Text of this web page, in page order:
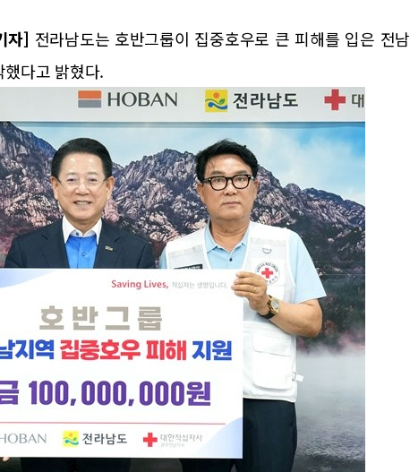
자] 전라남도는 호반그룹이 집중호우로 큰 피해를 입은 전남
다고 밝혔다.